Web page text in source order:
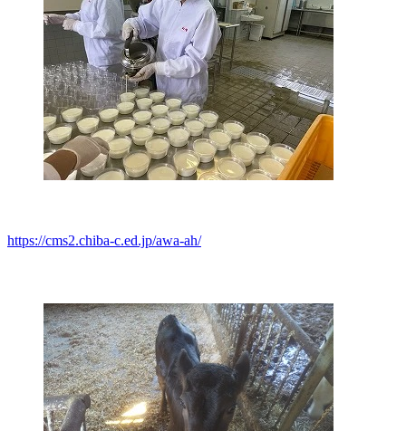
https://cms2.chiba-c.ed.jp/awa-ah/